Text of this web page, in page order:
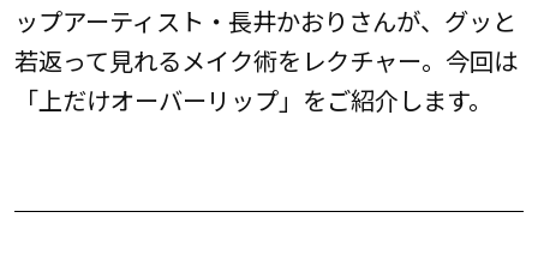
ップアーティスト・長井かおりさんが、グッと
若返って見れるメイク術をレクチャー。今回は
「上だけオーバーリップ」をご紹介します。